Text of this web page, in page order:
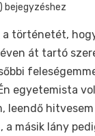
Szerelmi
baszásokkal
bejegyzéshez
a történetét,
át tartó
egyetemista
leendő hitvesem
a másik lány